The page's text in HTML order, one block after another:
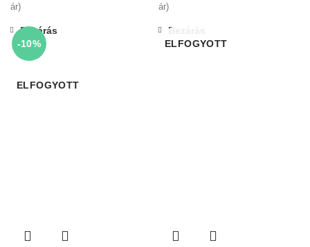
ár)
ár)
-10%
ELFOGYOTT
Bezárás
ELFOGYOTT
Bezárás